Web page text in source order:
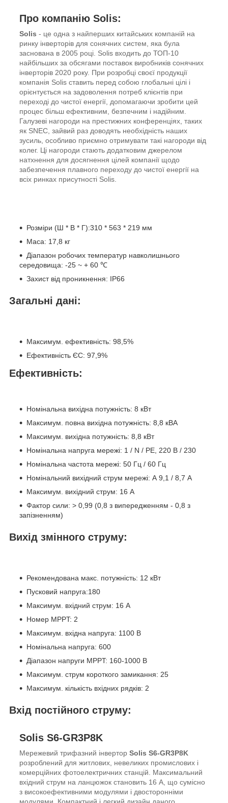
Про компанію Solis:
Solis - це одна з найперших китайських компаній на
ринку інверторів для сонячних систем, яка була
заснована в 2005 році. Solis входить до ТОП-10
найбільших за обсягами поставок виробників сонячних
інверторів 2020 року. При розробці своєї продукції
компанія Solis ставить перед собою глобальні цілі і
орієнтується на задоволення потреб клієнтів при
переході до чистої енергії, допомагаючи зробити цей
процес більш ефективним, безпечним і надійним.
Галузеві нагороди на престижних конференціях, таких
як SNEC, зайвий раз доводять необхідність наших
зусиль, особливо приємно отримувати такі нагороди від
колег. Ці нагороди стають додатковим джерелом
натхнення для досягнення цілей компанії щодо
забезпечення плавного переходу до чистої енергії на
всіх ринках присутності Solis.
Solis S6-GR3P8K
Мережевий трифазний інвертор Solis S6-GR3P8K
розроблений для житлових, невеликих промислових і
комерційних фотоелектричних станцій. Максимальний
вхідний струм на ланцюжок становить 16 А, що сумісно
з високоефективними модулями і двосторонніми
модулями. Компактний і легкий дизайн даного
Вхід постійного струму:
Рекомендована макс. потужність: 12 кВт
Пусковий напруга:180
Максимум. вхідний струм: 16 А
Номер MPPT: 2
Максимум. вхідна напруга: 1100 В
Номінальна напруга: 600
Діапазон напруги MPPT: 160-1000 В
Максимум. струм короткого замикання: 25
Максимум. кількість вхідних рядків: 2
Вихід змінного струму:
Номінальна вихідна потужність: 8 кВт
Максимум. повна вихідна потужність: 8,8 кВА
Максимум. вихідна потужність: 8,8 кВт
Номінальна напруга мережі: 1 / N / PE, 220 В / 230
Номінальна частота мережі: 50 Гц / 60 Гц
Номінальний вихідний струм мережі: А 9,1 / 8,7 А
Максимум. вихідний струм: 16 А
Фактор сили: > 0,99 (0,8 з випередженням - 0,8 з
запізненням)
Ефективність:
Максимум. ефективність: 98,5%
Ефективність ЄС: 97,9%
Загальні дані:
Розміри (Ш * В * Г):310 * 563 * 219 мм
Маса: 17,8 кг
Діапазон робочих температур навколишнього
середовища: -25 ~ + 60 ℃
Захист від проникнення: IP66